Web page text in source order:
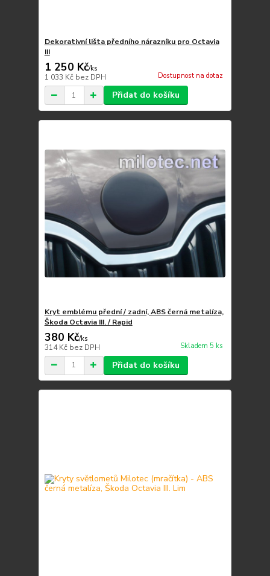
Dekorativní lišta předního nárazníku pro Octavia
III
1 250 Kč/ks
1 033 Kč bez DPH Dostupnost na dotaz
Přidat do košíku
Kryt emblému přední / zadní, ABS černá metalíza,
Škoda Octavia III. / Rapid
380 Kč/ks
314 Kč bez DPH Skladem 5 ks
Přidat do košíku